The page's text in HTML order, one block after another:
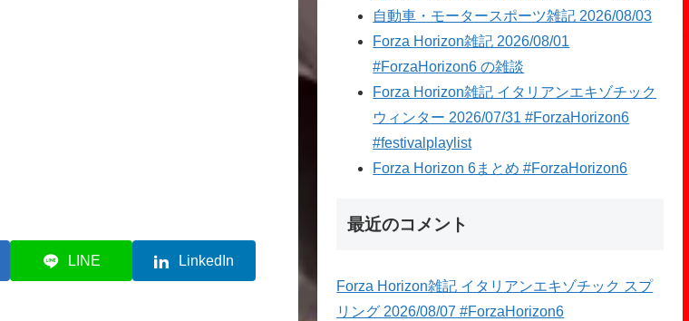
LINE LinkedIn
自動車・モータースポーツ雑記 2026/08/03
Forza Horizon雑記 2026/08/01
#ForzaHorizon6 の雑談
Forza Horizon雑記 イタリアンエキゾチック
ウィンター 2026/07/31 #ForzaHorizon6
#festivalplaylist
Forza Horizon 6まとめ #ForzaHorizon6
最近のコメント
Forza Horizon雑記 イタリアンエキゾチック スプ
リング 2026/08/07 #ForzaHorizon6